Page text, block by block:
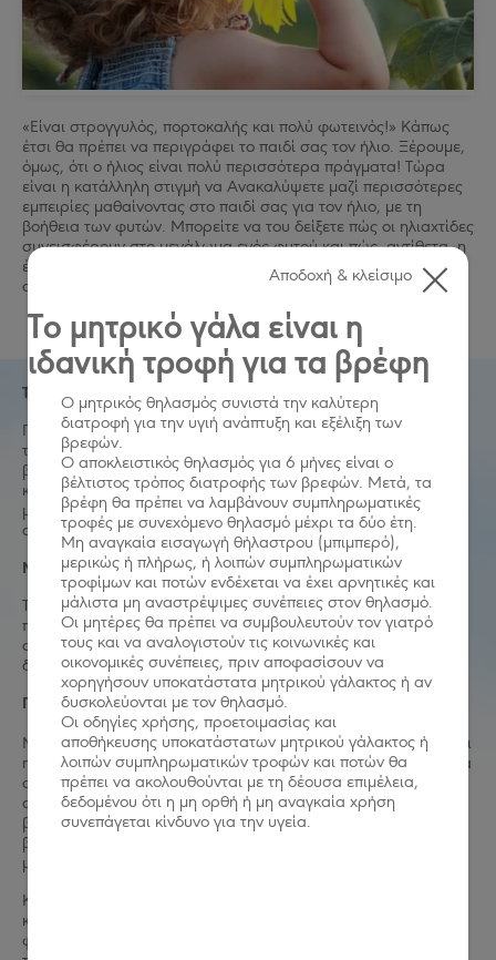
«Είναι στρογγυλός, πορτοκαλής και πολύ φωτεινός!» Κάπως
έτσι θα πρέπει να περιγράφει το παιδί σας τον ήλιο. Ξέρουμε,
όμως, ότι ο ήλιος είναι πολύ περισσότερα πράγματα! Τώρα
είναι η κατάλληλη στιγμή να Ανακαλύψετε μαζί περισσότερες
εμπειρίες μαθαίνοντας στο παιδί σας για τον ήλιο, με τη
βοήθεια των φυτών. Μπορείτε να του δείξετε πώς οι ηλιαχτίδες
συνεισφέρουν στο μεγάλωμα ενός φυτού και πώς, αντίθετα, η
έλλειψή τους, διακόπτει την ανάπτυξή του, κι ύστερα να
συζητήσετε με το παιδί σας γιατί συμβαίνει αυτό!
Το θαύμα της ανάπτυξης!
Πάρτε ένα γυάλινο ποτήρι ή ένα διάφανο βάζο. Καλύψτε όλο
τον πάτο του με βαμβάκι και μετά τοποθετήστε πάνω στο
βαμβάκι τρία πράσινα φασόλια. Βάλτε το ποτήρι ή το βάζο
κοντά σε ένα παράθυρο όπου θα το βλέπει καλά ο ήλιος, και
μετά αναθέστε στο μικρό σας να ρίχνει κάθε μέρα λίγο νερό
στο ποτήρι και να παρακολουθεί τα φασόλια να μεγαλώνουν!
Μένοντας στη σκιά
Τώρα επαναλάβετε το ίδιο πείραμα, τοποθετήστε, όμως, το
ποτήρι με τα φασόλια στη σκιά, μακριά από τον ήλιο. Μετά
από λίγες μέρες, το παιδί σας θα αντιληφθεί μια αισθητή
διαφορά στο αυτοσχέδιο φυτό!
Ποια είναι η διαφορά;
Μόλις κάνετε και τα δύο πειράματα μαζί με το μικρό σας, είναι
η κατάλληλη στιγμή να καθίστε παρέα και να κουβεντιάσετε τα
αποτελέσματα. Αφήστε το παιδί σας να βγάλει μόνο του τα
συμπεράσματά του, κι αν δυσκολεύεται, δώστε του εσείς λίγη
βοήθεια, ρωτώντας το, παραδείγματος χάρη: «Πού είχαμε
βάλει το φυτό την πρώτη φορά, και πού τη δεύτερη, γλυκό
μου;»
Και, φυσικά, φωτογραφίστε το παιδί σας με τα φυτά του πριν
και μετά την ανάπτυξή τους, και μοιραστείτε αυτά τα
φωτογραφικά στιγμιότυπα μαζί μας! Ανυπομονούμε να δούμε
Αποδοχή & κλείσιμο
Το μητρικό γάλα είναι η
ιδανική τροφή για τα βρέφη
Ο μητρικός θηλασμός συνιστά την καλύτερη
διατροφή για την υγιή ανάπτυξη και εξέλιξη των
βρεφών.
Ο αποκλειστικός θηλασμός για 6 μήνες είναι ο
βέλτιστος τρόπος διατροφής των βρεφών. Μετά, τα
βρέφη θα πρέπει να λαμβάνουν συμπληρωματικές
τροφές με συνεχόμενο θηλασμό μέχρι τα δύο έτη.
Μη αναγκαία εισαγωγή θήλαστρου (μπιμπερό),
μερικώς ή πλήρως, ή λοιπών συμπληρωματικών
τροφίμων και ποτών ενδέχεται να έχει αρνητικές και
μάλιστα μη αναστρέψιμες συνέπειες στον θηλασμό.
Οι μητέρες θα πρέπει να συμβουλευτούν τον γιατρό
τους και να αναλογιστούν τις κοινωνικές και
οικονομικές συνέπειες, πριν αποφασίσουν να
χορηγήσουν υποκατάστατα μητρικού γάλακτος ή αν
δυσκολεύονται με τον θηλασμό.
Οι οδηγίες χρήσης, προετοιμασίας και
αποθήκευσης υποκατάστατων μητρικού γάλακτος ή
λοιπών συμπληρωματικών τροφών και ποτών θα
πρέπει να ακολουθούνται με τη δέουσα επιμέλεια,
δεδομένου ότι η μη ορθή ή μη αναγκαία χρήση
συνεπάγεται κίνδυνο για την υγεία.